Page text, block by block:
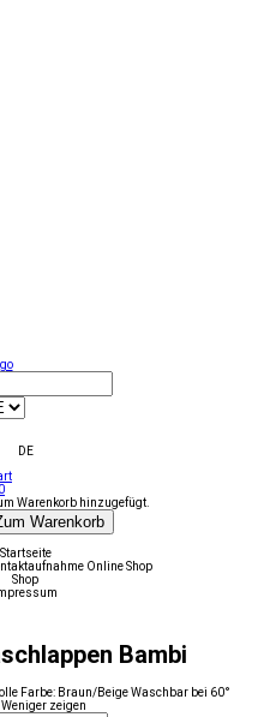
DE
0
Warenkorb hinzugefügt.
Warenkorb
Startseite
Online Shop
Shop
Bambi
Farbe: Braun/Beige Waschbar bei 60°
Weniger zeigen